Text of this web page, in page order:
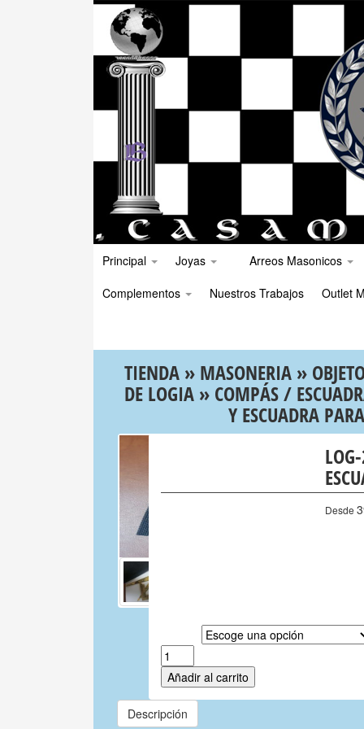
Principal Joyas
Arreos Masonicos
Complementos
Nuestros Trabajos Outlet
TIENDA» MASONERIA»
DE LOGIA» COMPÁS /
Y ESCUADRA
Desde
Añadir al carrito
Descripción